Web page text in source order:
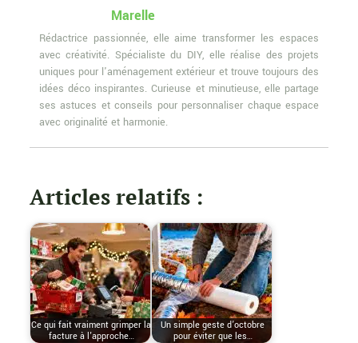
Marelle
Rédactrice passionnée, elle aime transformer les espaces
avec créativité. Spécialiste du DIY, elle réalise des projets
uniques pour l'aménagement extérieur et trouve toujours des
idées déco inspirantes. Curieuse et minutieuse, elle partage
ses astuces et conseils pour personnaliser chaque espace
avec originalité et harmonie.
Articles relatifs :
Ce qui fait vraiment grimper la
facture à l'approche…
Un simple geste d’octobre
pour éviter que les…